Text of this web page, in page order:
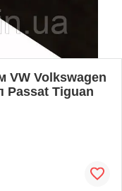
VW Volkswagen
Passat Tiguan